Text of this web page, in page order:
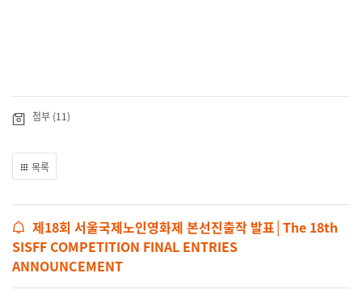
첨부 (11)
목록
제18회 서울국제노인영화제 본선진출작 발표│The 18th
SISFF COMPETITION FINAL ENTRIES
ANNOUNCEMENT